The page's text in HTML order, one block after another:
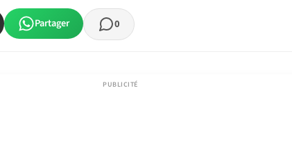
Partager 0